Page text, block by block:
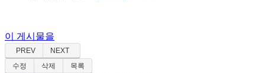
이 게시물을
PREV
NEXT
수정
삭제
목록